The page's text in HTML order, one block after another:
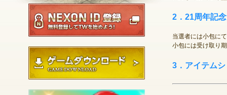
2．21周年記
当選者には小包に
小包には受け取り
3．アイテム